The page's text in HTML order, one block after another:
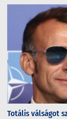
Totális válságot